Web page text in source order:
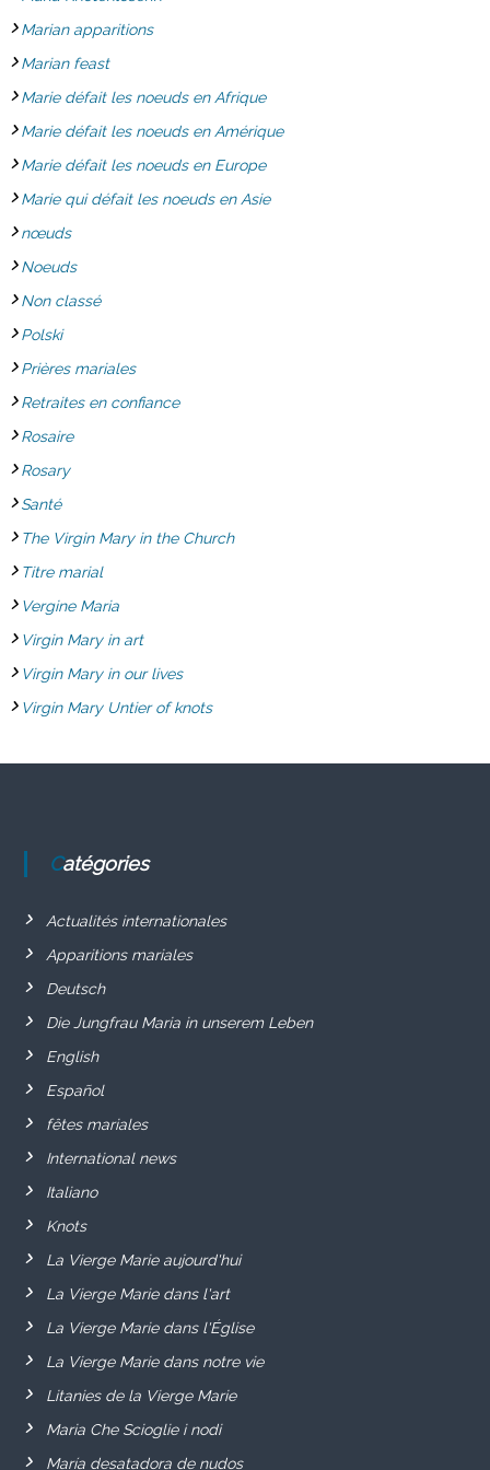
Marian apparitions
Marian feast
Marie défait les noeuds en Afrique
Marie défait les noeuds en Amérique
Marie défait les noeuds en Europe
Marie qui défait les noeuds en Asie
nœuds
Noeuds
Non classé
Polski
Prières mariales
Retraites en confiance
Rosaire
Rosary
Santé
The Virgin Mary in the Church
Titre marial
Vergine Maria
Virgin Mary in art
Virgin Mary in our lives
Virgin Mary Untier of knots
Catégories
Actualités internationales
Apparitions mariales
Deutsch
Die Jungfrau Maria in unserem Leben
English
Español
fêtes mariales
International news
Italiano
Knots
La Vierge Marie aujourd'hui
La Vierge Marie dans l'art
La Vierge Marie dans l'Église
La Vierge Marie dans notre vie
Litanies de la Vierge Marie
Maria Che Scioglie i nodi
María desatadora de nudos